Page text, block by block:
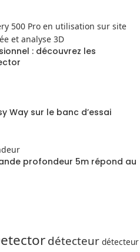
: découvrez les
Way sur le banc d’essai
profondeur 5m répond au
détecteur détecteur